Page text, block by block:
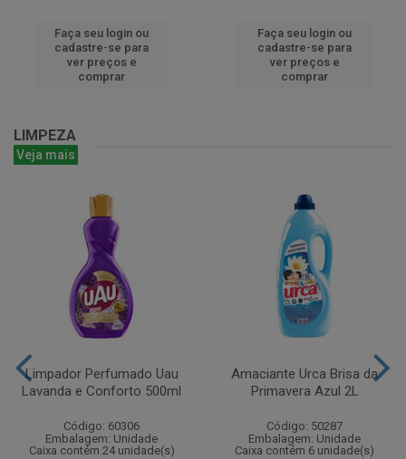
Faça seu login ou
cadastre-se para
ver preços e
comprar
Faça seu login ou
cadastre-se para
ver preços e
comprar
LIMPEZA
Veja mais
Limpador Perfumado Uau
Lavanda e Conforto 500ml
Código: 60306
Embalagem: Unidade
Caixa contém 24 unidade(s)
Amaciante Urca Brisa da
Primavera Azul 2L
Código: 50287
Embalagem: Unidade
Caixa contém 6 unidade(s)